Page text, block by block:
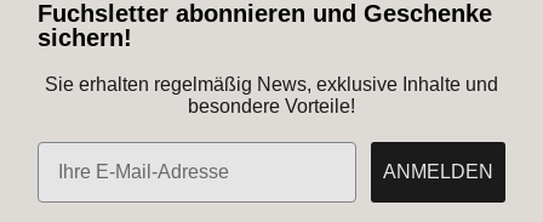
Fuchsletter abonnieren und Geschenke
sichern!
Sie erhalten regelmäßig News, exklusive Inhalte und
besondere Vorteile!
E-Mail
ANMELDEN